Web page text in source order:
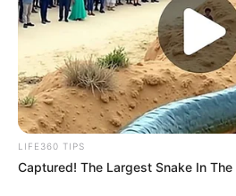
LIFE360 TIPS
Captured! The Largest Snake In